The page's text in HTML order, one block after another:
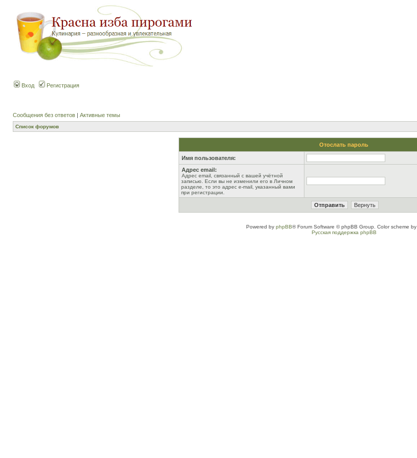
Вход Регистрация
Сообщения без ответов | Активные темы
Список форумов
Отослать пароль
Имя пользователя:
Адрес email:
Адрес email, связанный с вашей учётной
записью. Если вы не изменили его в Личном
разделе, то это адрес e-mail, указанный вами
при регистрации.
Powered by phpBB® Forum Software © phpBB Group. Color scheme by
Русская поддержка phpBB